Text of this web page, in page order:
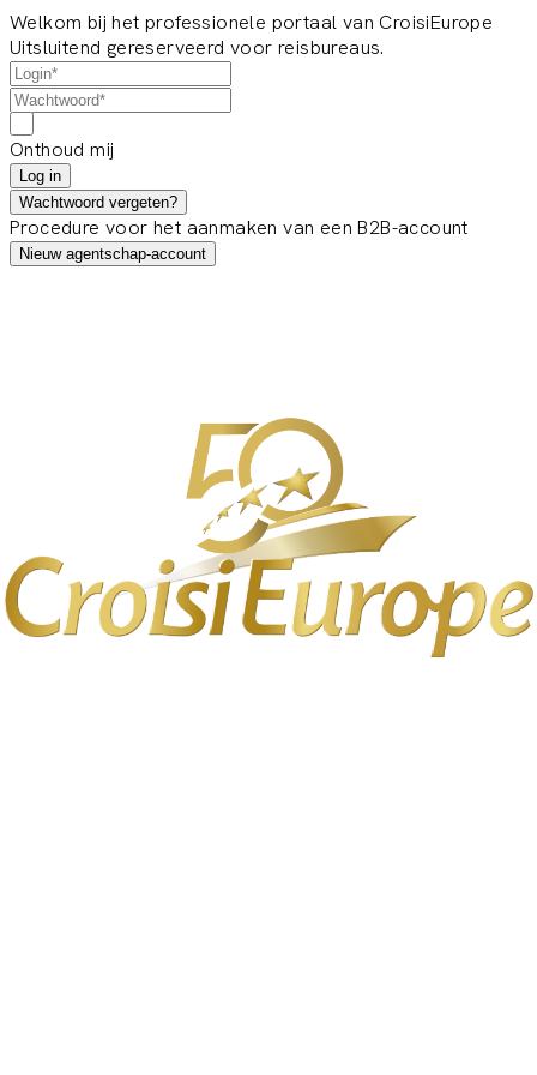
Welkom bij het professionele portaal van CroisiEurope
Uitsluitend gereserveerd voor reisbureaus.
Onthoud mij
Log in
Wachtwoord vergeten?
Procedure voor het aanmaken van een B2B-account
Nieuw agentschap-account